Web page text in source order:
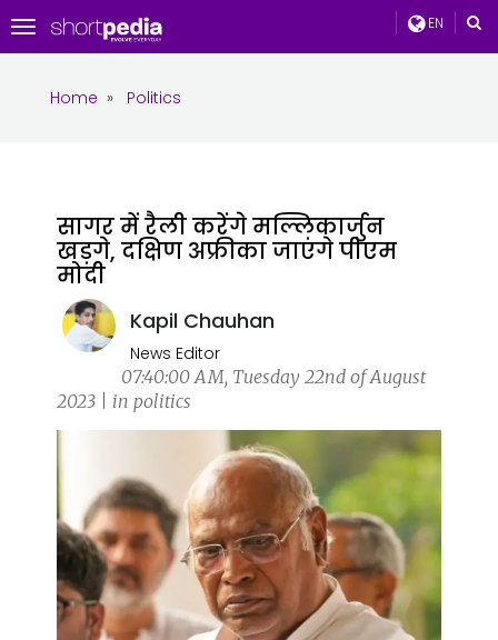
EN
Toggle
navigation
Home » Politics
सागर में रैली करेंगे मल्लिकार्जुन
खड़गे, दक्षिण अफ्रीका जाएंगे पीएम
मोदी
Kapil Chauhan
News Editor
07:40:00 AM, Tuesday 22nd of August
2023 | in politics